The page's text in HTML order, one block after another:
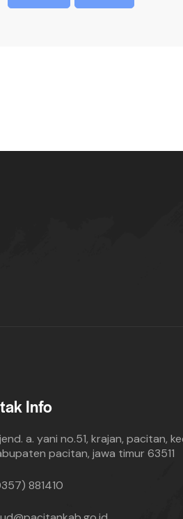
Info
a. yani no.51, krajan, pacitan,
pacitan, jawa timur 63511
881410